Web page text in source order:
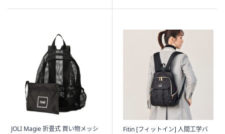
JOLI Magie 折畳式 買い物メッシ
Fitin [フィットイン] 人間工学バ